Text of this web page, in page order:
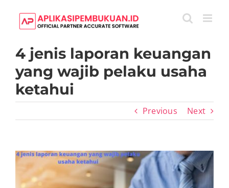
content
4 jenis laporan keuangan
yang wajib pelaku usaha
ketahui
Previous Next
View
Larger
Image